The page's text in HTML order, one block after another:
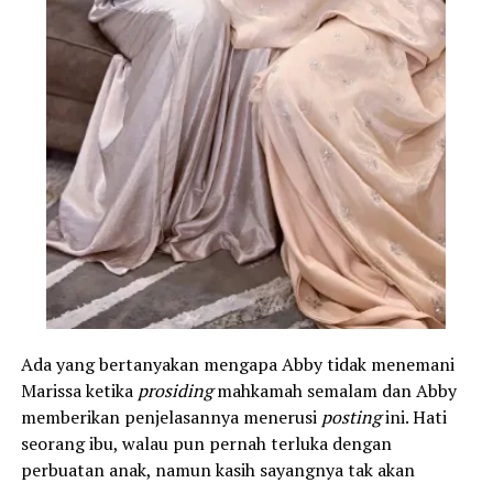
Ada yang bertanyakan mengapa Abby tidak menemani
Marissa ketika prosidingmahkamah semalam dan Abby
memberikan penjelasannya menerusi postingini. Hati
seorang ibu, walau pun pernah terluka dengan
perbuatan anak, namun kasih sayangnya tak akan